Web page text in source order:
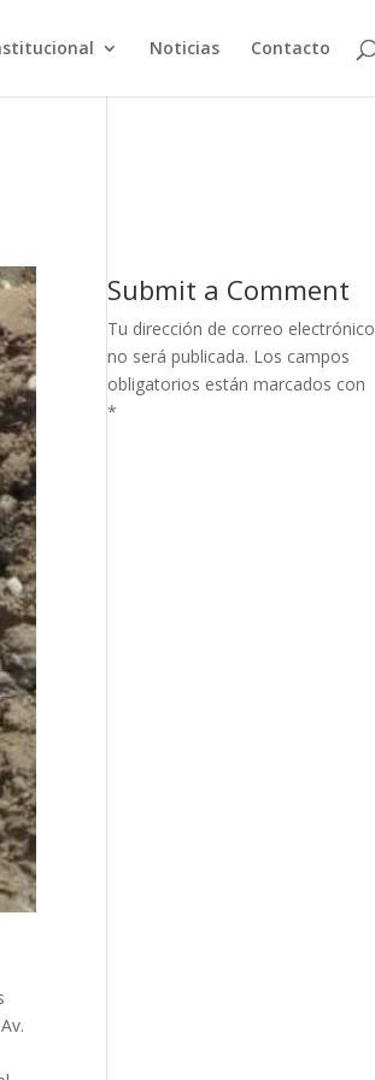
Noticias Contacto
Submit a Comment
Tu dirección de correo electrónico
no será publicada. Los campos
obligatorios están marcados con
*